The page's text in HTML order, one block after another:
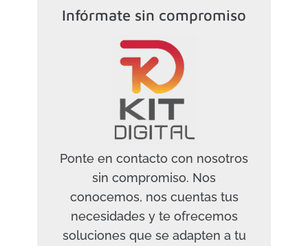
Infórmate sin compromiso
Ponte en contacto con nosotros
sin compromiso. Nos
conocemos, nos cuentas tus
necesidades y te ofrecemos
soluciones que se adapten a tu